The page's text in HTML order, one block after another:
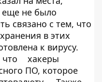
еще не было
связано с тем, что
в этих
​​к вирусу.
хакеры
ПО, которое